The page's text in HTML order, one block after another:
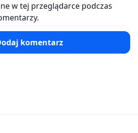
w tej przeglądarce podczas
komentarz